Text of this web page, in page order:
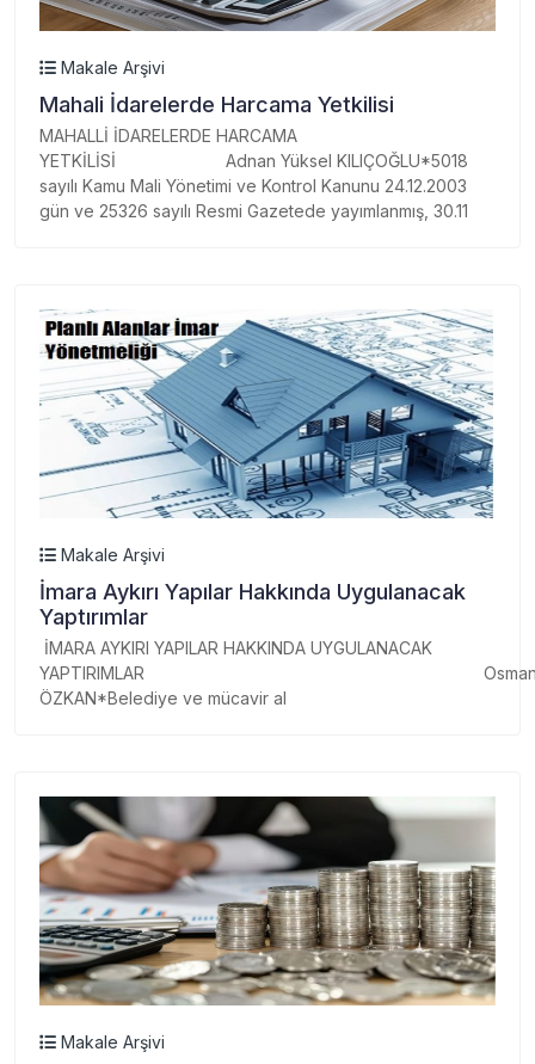
Makale Arşivi
Mahali İdarelerde Harcama Yetkilisi
MAHALLİ İDARELERDE HARCAMA
YETKİLİSİ Adnan Yüksel KILIÇOĞLU*5018
sayılı Kamu Mali Yönetimi ve Kontrol Kanunu 24.12.2003
gün ve 25326 sayılı Resmi Gazetede yayımlanmış, 30.11
Makale Arşivi
İmara Aykırı Yapılar Hakkında Uygulanacak
Yaptırımlar
İMARA AYKIRI YAPILAR HAKKINDA UYGULANACAK
YAPTIRIMLAR
ÖZKAN*Belediye ve mücavir al
Makale Arşivi